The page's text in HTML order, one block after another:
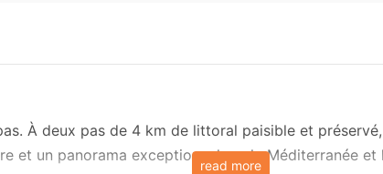
À deux pas de 4 km de littoral paisible et
et un panorama exceptionnel sur la Méditerranée
read more